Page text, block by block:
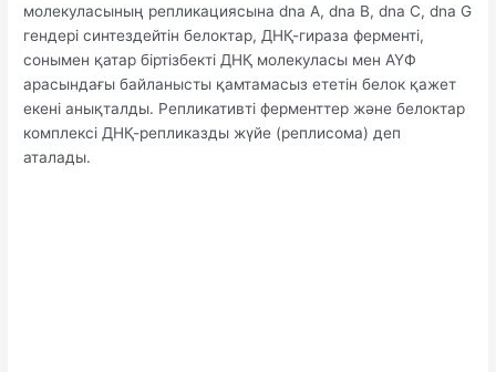
молекуласының репликациясына dna A, dna B, dna C, dna G
гендері синтездейтін белоктар, ДНҚ-гираза ферменті,
сонымен қатар біртізбекті ДНҚ молекуласы мен АҮФ
арасындағы байланысты қамтамасыз ететін белок қажет
екені анықталды. Репликативті ферменттер және белоктар
комплексі ДНҚ-репликазды жүйе (реплисома) деп
аталады.